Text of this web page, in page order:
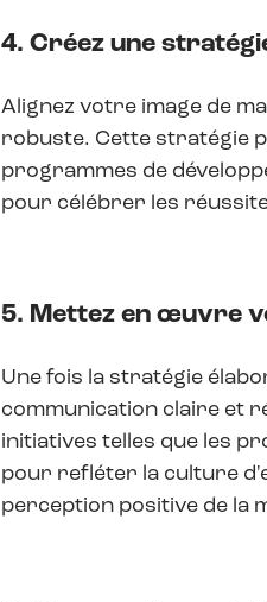
4. Créez une
Alignez votre image de
robuste. Cette stratégie
programmes de
pour célébrer les
5. Mettez en œuvre
Une fois la stratégie
communication claire et
initiatives telles que les
pour refléter la culture
perception positive de la